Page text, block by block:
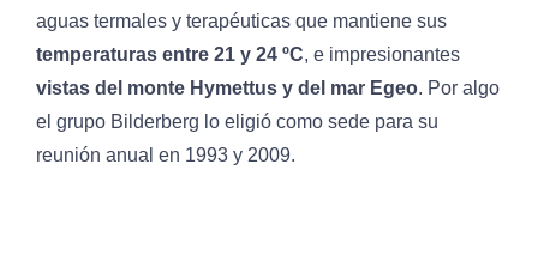
aguas termales y terapéuticas que mantiene sus
temperaturas entre 21 y 24 ºC, e impresionantes
vistas del monte Hymettus y del mar Egeo. Por algo
el grupo Bilderberg lo eligió como sede para su
reunión anual en 1993 y 2009.